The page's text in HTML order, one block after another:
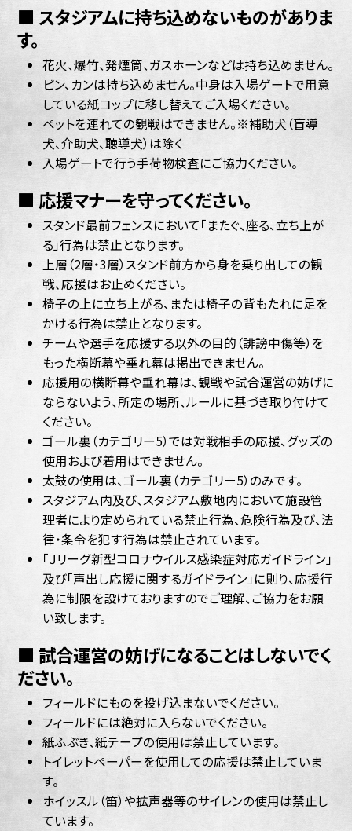
■ スタジアムに持ち込めないものがありま
す。
花火、爆竹、発煙筒、ガスホーンなどは持ち込めません。
ビン、カンは持ち込めません。中身は入場ゲートで用意
している紙コップに移し替えてご入場ください。
ペットを連れての観戦はできません。※補助犬（盲導
犬、介助犬、聴導犬）は除く
入場ゲートで行う手荷物検査にご協力ください。
■ 応援マナーを守ってください。
スタンド最前フェンスにおいて「またぐ、座る、立ち上が
る」行為は禁止となります。
上層（2層・3層）スタンド前方から身を乗り出しての観
戦､応援はお止めください。
椅子の上に立ち上がる、または椅子の背もたれに足を
かける行為は禁止となります。
チームや選手を応援する以外の目的（誹謗中傷等）を
もった横断幕や垂れ幕は掲出できません。
応援用の横断幕や垂れ幕は、観戦や試合運営の妨げに
ならないよう、所定の場所、ルールに基づき取り付けて
ください。
ゴール裏（カテゴリー5）では対戦相手の応援、グッズの
使用および着用はできません。
太鼓の使用は、ゴール裏（カテゴリー5）のみです。
スタジアム内及び、スタジアム敷地内において施設管
理者により定められている禁止行為、危険行為及び、法
律・条令を犯す行為は禁止されています。
「Ｊリーグ新型コロナウイルス感染症対応ガイドライン」
及び「声出し応援に関するガイドライン」に則り、応援行
為に制限を設けておりますのでご理解、ご協力をお願
い致します。
■ 試合運営の妨げになることはしないでく
ださい。
フィールドにものを投げ込まないでください。
フィールドには絶対に入らないでください。
紙ふぶき、紙テープの使用は禁止しています。
トイレットペーパーを使用しての応援は禁止していま
す。
ホイッスル（笛）や拡声器等のサイレンの使用は禁止し
ています。